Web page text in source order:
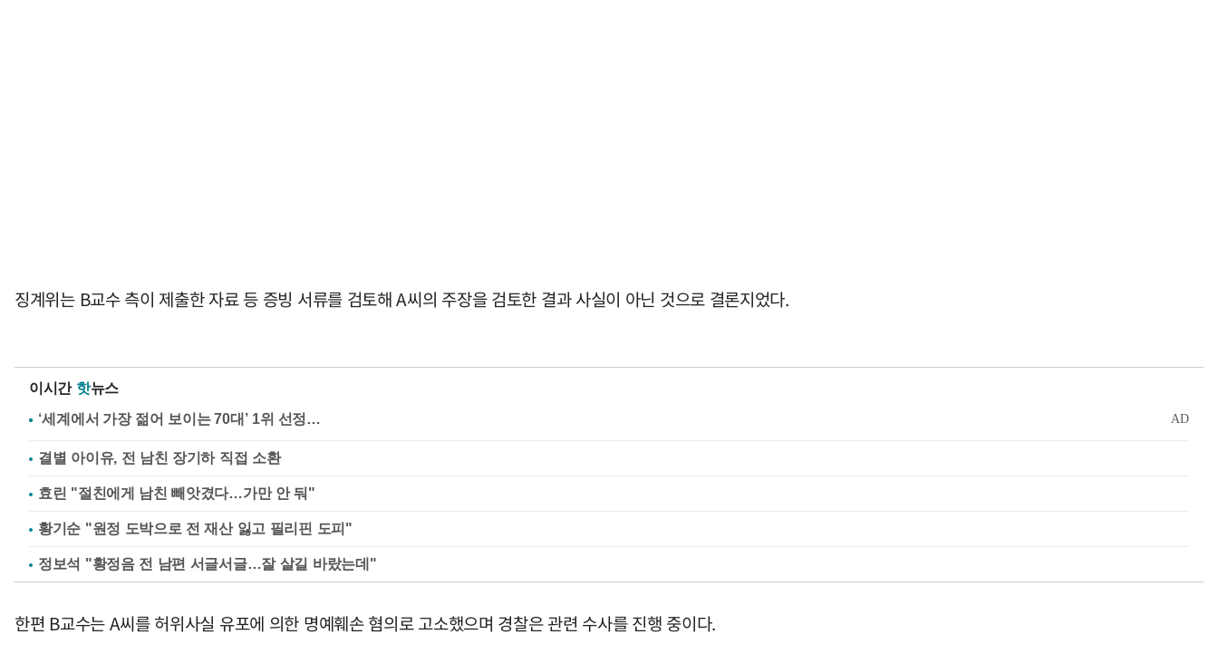
징계위는 B교수 측이 제출한 자료 등 증빙 서류를 검토해 A씨의 주장을 검토한 결과 사실이 아닌 것으로 결론지었다.
이시간 핫뉴스
결별 아이유, 전 남친 장기하 직접 소환
효린 "절친에게 남친 빼앗겼다…가만 안 둬"
황기순 "원정 도박으로 전 재산 잃고 필리핀 도피"
정보석 "황정음 전 남편 서글서글…잘 살길 바랐는데"
한편 B교수는 A씨를 허위사실 유포에 의한 명예훼손 혐의로 고소했으며 경찰은 관련 수사를 진행 중이다.